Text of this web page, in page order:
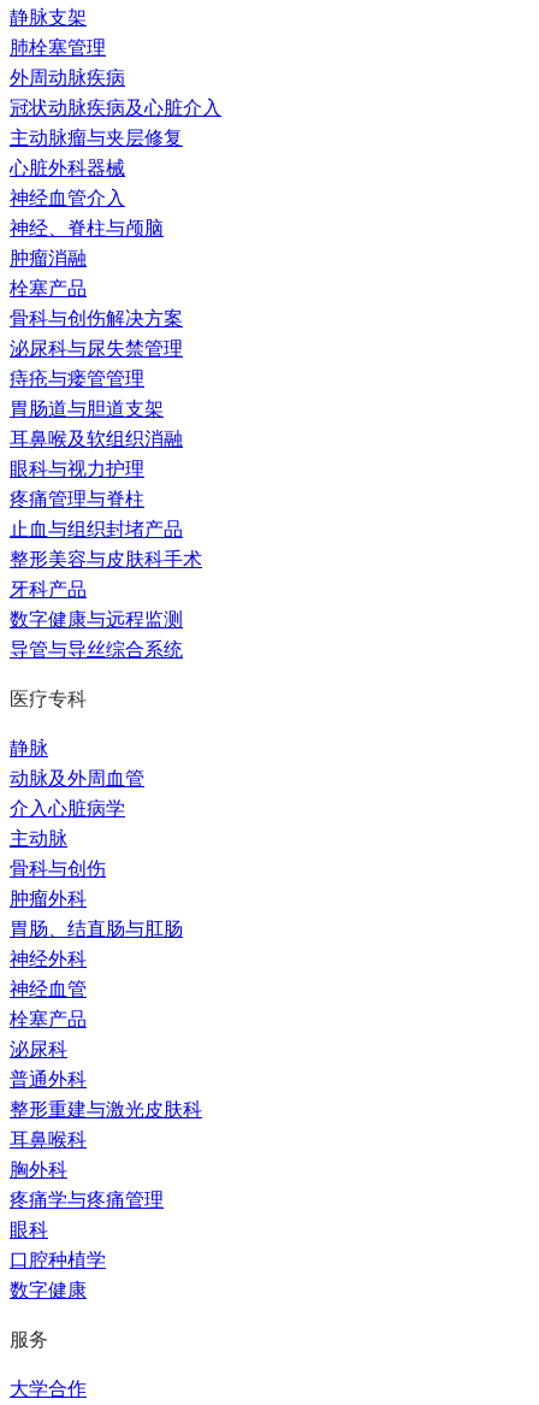
静脉支架
肺栓塞管理
外周动脉疾病
冠状动脉疾病及心脏介入
主动脉瘤与夹层修复
心脏外科器械
神经血管介入
神经、脊柱与颅脑
肿瘤消融
栓塞产品
骨科与创伤解决方案
泌尿科与尿失禁管理
痔疮与瘘管管理
胃肠道与胆道支架
耳鼻喉及软组织消融
眼科与视力护理
疼痛管理与脊柱
止血与组织封堵产品
整形美容与皮肤科手术
牙科产品
数字健康与远程监测
导管与导丝综合系统
医疗专科
静脉
动脉及外周血管
介入心脏病学
主动脉
骨科与创伤
肿瘤外科
胃肠、结直肠与肛肠
神经外科
神经血管
栓塞产品
泌尿科
普通外科
整形重建与激光皮肤科
耳鼻喉科
胸外科
疼痛学与疼痛管理
眼科
口腔种植学
数字健康
服务
大学合作